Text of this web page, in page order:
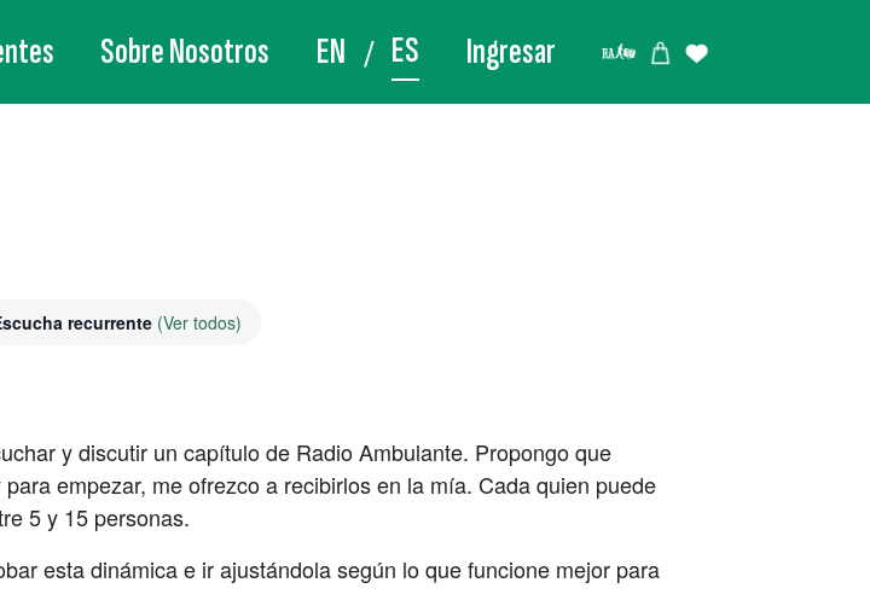
Sobre Nosotros EN ES Ingresar
recurrente (Ver todos)
y discutir un capítulo de Radio Ambulante. Propongo que
empezar, me ofrezco a recibirlos en la mía. Cada quien puede
5 y 15 personas.
esta dinámica e ir ajustándola según lo que funcione mejor para